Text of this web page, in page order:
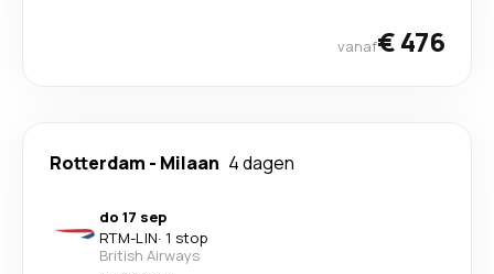
vanaf€ 476
Rotterdam - Milaan 4 dagen
do 17 sep
RTM-LIN· 1 stop
British Airways